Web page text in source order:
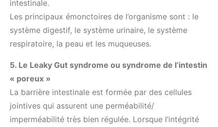
intestinale.
Les principaux émonctoires de l’organisme sont : le
système digestif, le système urinaire, le système
respiratoire, la peau et les muqueuses.
5. Le Leaky Gut syndrome ou syndrome de l’intestin
« poreux »
La barrière intestinale est formée par des cellules
jointives qui assurent une perméabilité/
imperméabilité très bien régulée. Lorsque l’intégrité